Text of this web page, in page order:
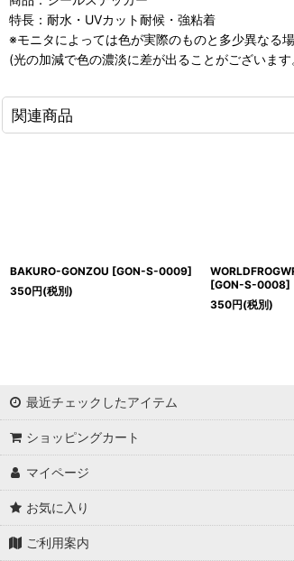
特長：耐水・UVカット耐候・強粘着
※モニタによっては色が実際のものと多少異なる場
(光の加減で色の濃淡に差が出ることがございます
関連商品
BAKURO-GONZOU [GON-S-0009]
350円(税別)
[GON-S-0008]
350円(税別)
最近チェックしたアイテム
ショッピングカート
マイページ
お気に入り
ご利用案内